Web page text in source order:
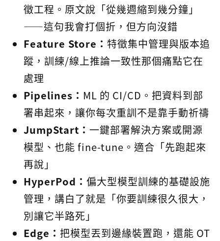
徵工程。原文說「從幾週縮到幾分鐘」
——這句我會打個折，但方向沒錯
Feature Store： 特徵集中管理與版本追
蹤，訓練/線上推論一致性那個痛點它在
處理
Pipelines： ML 的 CI/CD。把資料到部
署串起來，讓你每次重訓不是靠手動祈禱
JumpStart： 一鍵部署解決方案或開源
模型、也能 fine-tune。適合「先跑起來
再說」
HyperPod： 偏大型模型訓練的基礎設施
管理，講白了就是「你要訓練很久很大，
別讓它半路死」
Edge： 把模型丟到邊緣裝置跑，還能 OT